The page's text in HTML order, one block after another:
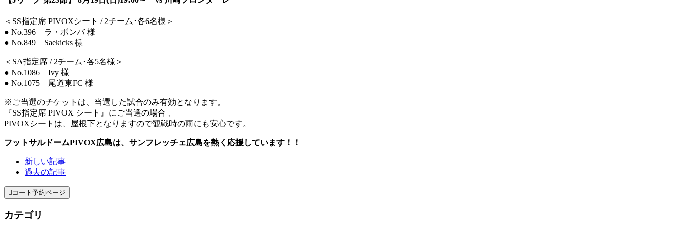
＜SS指定席 PIVOXシート / 2チーム･各6名様＞
● No.396 ラ・ボンバ 様
● No.849 Saekicks 様
＜SA指定席 / 2チーム･各5名様＞
● No.1086 Ivy 様
● No.1075 尾道東FC 様
※ご当選のチケットは、当選した試合のみ有効となります。
『SS指定席 PIVOX シート』にご当選の場合 、
PIVOXシートは、屋根下となりますので観戦時の雨にも安心です。
フットサルドームPIVOX広島は、サンフレッチェ広島を熱く応援しています！！
新しい記事
過去の記事
 コート予約ページ
カテゴリ